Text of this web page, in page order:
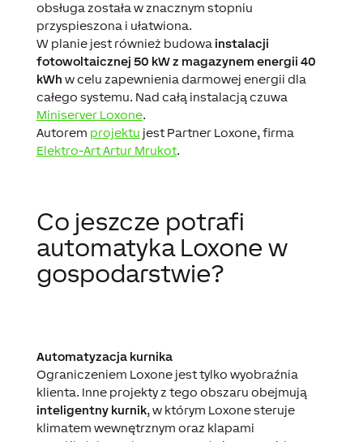
obsługa została w znacznym stopniu
przyspieszona i ułatwiona.
W planie jest również budowa instalacji
fotowoltaicznej 50 kW z magazynem energii 40
kWh w celu zapewnienia darmowej energii dla
całego systemu. Nad całą instalacją czuwa
Miniserver Loxone.
Autorem projektu jest Partner Loxone, firma
Elektro-Art Artur Mrukot.
Co jeszcze potrafi
automatyka Loxone w
gospodarstwie?
Automatyzacja kurnika
Ograniczeniem Loxone jest tylko wyobraźnia
klienta. Inne projekty z tego obszaru obejmują
inteligentny kurnik, w którym Loxone steruje
klimatem wewnętrznym oraz klapami